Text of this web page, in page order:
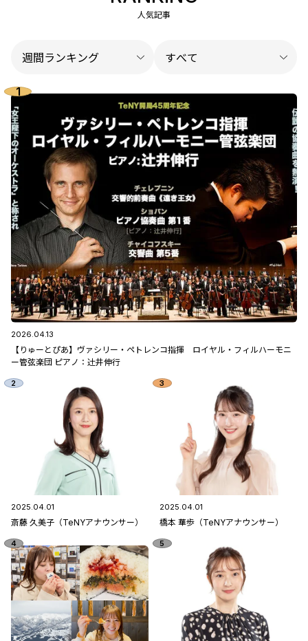
人気記事
2026.04.13
【りゅーとぴあ】ヴァシリー・ペトレンコ指揮 ロイヤル・フィルハーモニ
ー管弦楽団 ピアノ：辻󠄀井伸行
2025.04.01
斎藤 久美子（TeNYアナウンサー）
2025.04.01
橋本 華歩（TeNYアナウンサー）